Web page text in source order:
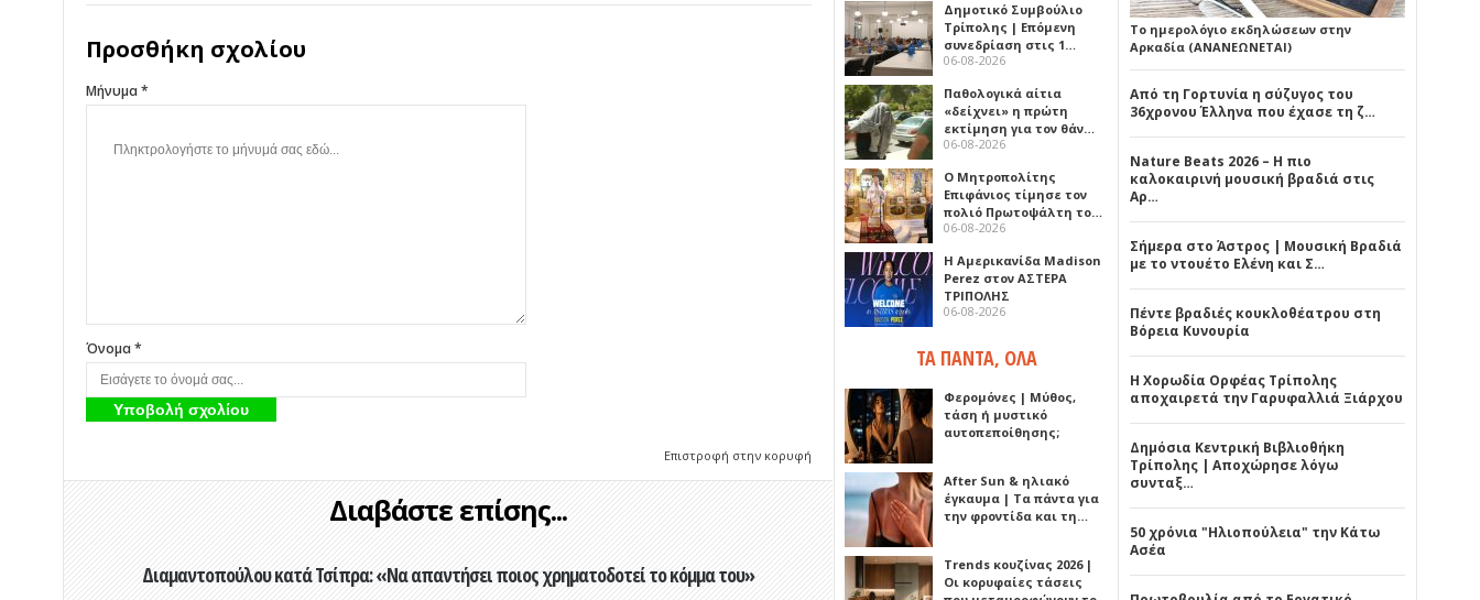
Προσθήκη σχολίου
Μήνυμα *
Όνομα *
Επιστροφή στην κορυφή
Διαβάστε επίσης...
Διαμαντοπούλου κατά Τσίπρα: «Να απαντήσει ποιος χρηματοδοτεί το κόμμα του»
Δημοτικό Συμβούλιο
Τρίπολης | Επόμενη
συνεδρίαση στις 1…
06-08-2026
Παθολογικά αίτια
«δείχνει» η πρώτη
εκτίμηση για τον θάν…
06-08-2026
Ο Μητροπολίτης
Επιφάνιος τίμησε τον
πολιό Πρωτοψάλτη το…
06-08-2026
Η Αμερικανίδα Madison
Perez στον ΑΣΤΕΡΑ
ΤΡΙΠΟΛΗΣ
06-08-2026
ΤΑ ΠΑΝΤΑ, ΟΛΑ
Φερομόνες | Μύθος,
τάση ή μυστικό
αυτοπεποίθησης;
After Sun & ηλιακό
έγκαυμα | Τα πάντα για
την φροντίδα και τη…
Trends κουζίνας 2026 |
Οι κορυφαίες τάσεις
Το ημερολόγιο εκδηλώσεων στην
Αρκαδία (ΑΝΑΝΕΩΝΕΤΑΙ)
Από τη Γορτυνία η σύζυγος του
36χρονου Έλληνα που έχασε τη ζ…
Nature Beats 2026 – Η πιο
καλοκαιρινή μουσική βραδιά στις
Αρ…
Σήμερα στο Άστρος | Μουσική Βραδιά
με το ντουέτο Ελένη και Σ…
Πέντε βραδιές κουκλοθέατρου στη
Βόρεια Κυνουρία
Η Χορωδία Ορφέας Τρίπολης
αποχαιρετά την Γαρυφαλλιά Ξιάρχου
Δημόσια Κεντρική Βιβλιοθήκη
Τρίπολης | Αποχώρησε λόγω
συνταξ…
50 χρόνια "Ηλιοπούλεια" την Κάτω
Ασέα